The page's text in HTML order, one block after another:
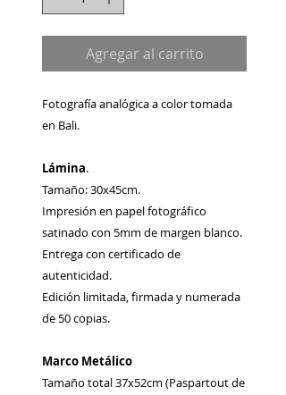
Agregar al carrito
Fotografía analógica a color tomada
en Bali.
Lámina.
Tamaño: 30x45cm.
Impresión en papel fotográfico
satinado con 5mm de margen blanco.
Entrega con certificado de
autenticidad.
Edición limitada, firmada y numerada
de 50 copias.
Marco Metálico
Tamaño total 37x52cm (Paspartout de